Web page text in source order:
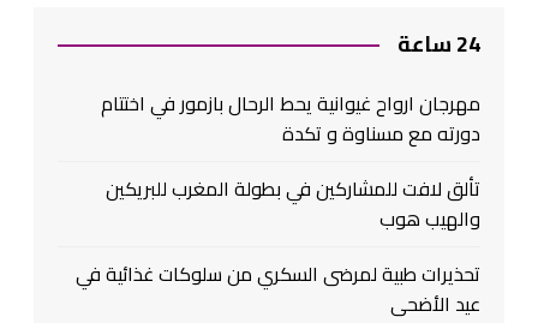
24 ساعة
مهرجان ارواح غيوانية يحط الرحال بازمور في اختتام
دورته مع مسناوة و تكدة
تألق لافت للمشاركين في بطولة المغرب للبريكين
والهيب هوب
تحذيرات طبية لمرضى السكري من سلوكات غذائية في
عيد الأضحى